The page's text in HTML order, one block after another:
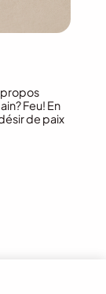
propos
Feu! En
de paix